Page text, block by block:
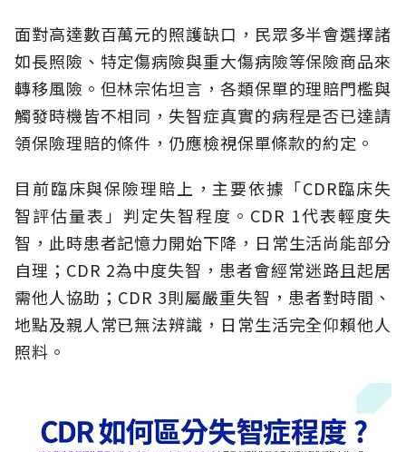
面對高達數百萬元的照護缺口，民眾多半會選擇諸
如長照險、特定傷病險與重大傷病險等保險商品來
轉移風險。但林宗佑坦言，各類保單的理賠門檻與
觸發時機皆不相同，失智症真實的病程是否已達請
領保險理賠的條件，仍應檢視保單條款的約定。
目前臨床與保險理賠上，主要依據「CDR臨床失
智評估量表」判定失智程度。CDR 1代表輕度失
智，此時患者記憶力開始下降，日常生活尚能部分
自理；CDR 2為中度失智，患者會經常迷路且起居
需他人協助；CDR 3則屬嚴重失智，患者對時間、
地點及親人常已無法辨識，日常生活完全仰賴他人
照料。